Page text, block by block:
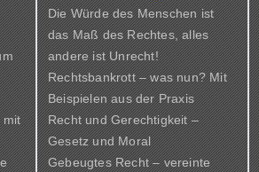
mit
Die Würde des Menschen ist
das Maß des Rechtes, alles
andere ist Unrecht!
Rechtsbankrott – was nun? Mit
Beispielen aus der Praxis
Recht und Gerechtigkeit –
Gesetz und Moral
Gebeugtes Recht – vereinte